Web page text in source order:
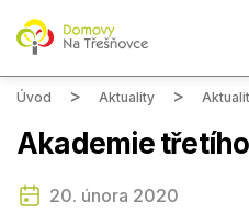
Úvod Aktuality
Akademie
20. února 2020